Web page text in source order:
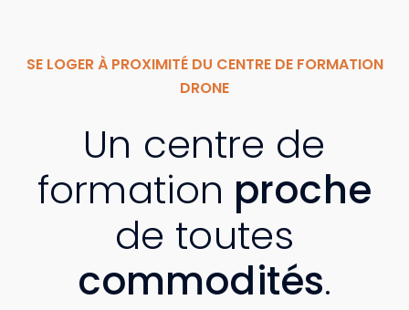
SE LOGER À PROXIMITÉ DU CENTRE DE FORMATION
DRONE
Un centre de
formation proche
de toutes
commodités.